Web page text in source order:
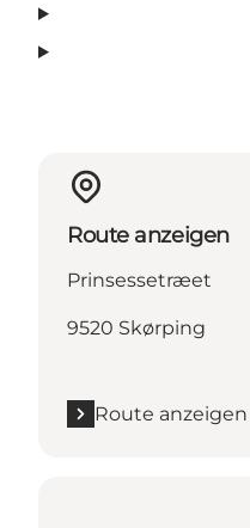
Route anzeigen
Prinsessetræet
9520 Skørping
Route anzeigen